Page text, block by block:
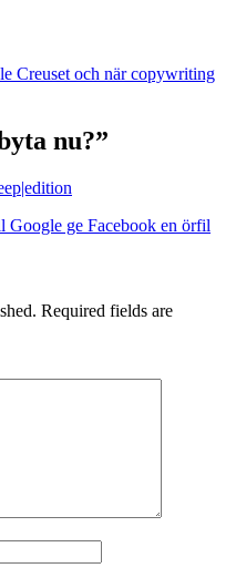
Creuset och när copywriting
nu?”
Google ge Facebook en örfil
Required fields are